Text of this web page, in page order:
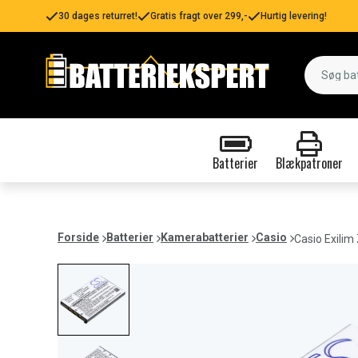
30 dages returret! Gratis fragt over 299,- Hurtig levering!
Batterier Blækpatroner
Forside Batterier Kamerabatterier Casio Casio Exilim